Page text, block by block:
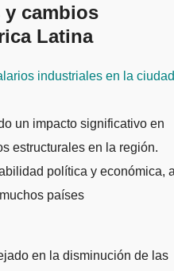
cambios
Latina
industriales en la ciudad
un impacto significativo en
estructurales en la región.
política y económica,
países
en la disminución de las